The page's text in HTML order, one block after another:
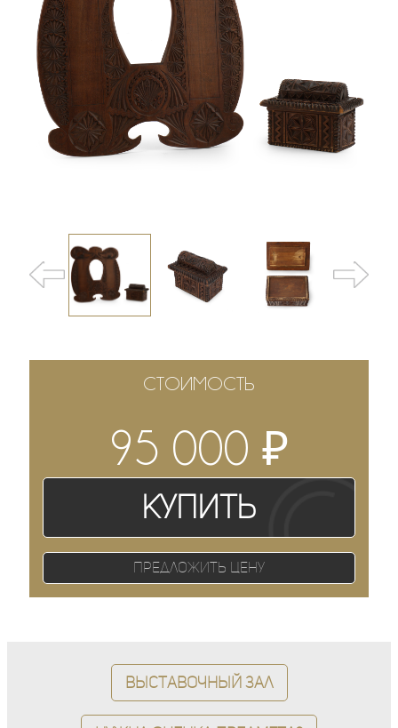
СТОИМОСТЬ
95 000₽
Купить
Предложить цену
Выставочный зал